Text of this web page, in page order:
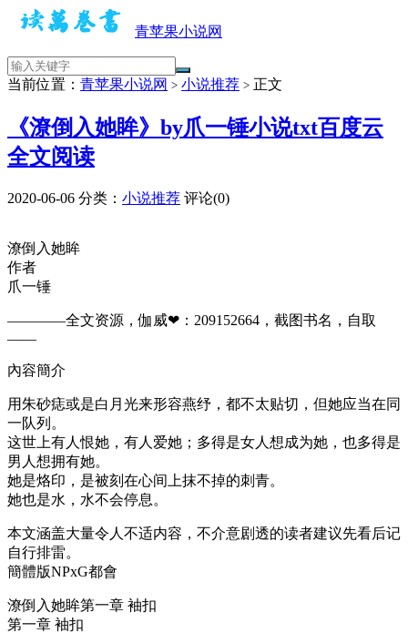
青苹果小说网
当前位置： 青苹果小说网 > 小说推荐 > 正文
《潦倒入她眸》by爪一锤小说txt百度云
全文阅读
2020-06-06 分类： 小说推荐 评论(0)
潦倒入她眸
作者
爪一锤
————全文资源，伽威❤：209152664，截图书名，自取
——​​​​
內容簡介
用朱砂痣或是白月光来形容燕纾，都不太贴切，但她应当在同
一队列。
这世上有人恨她，有人爱她；多得是女人想成为她，也多得是
男人想拥有她。
她是烙印，是被刻在心间上抹不掉的刺青。
她也是水，水不会停息。
本文涵盖大量令人不适内容，不介意剧透的读者建议先看后记
自行排雷。
簡體版NPxG都會
潦倒入她眸第一章 袖扣
第一章 袖扣